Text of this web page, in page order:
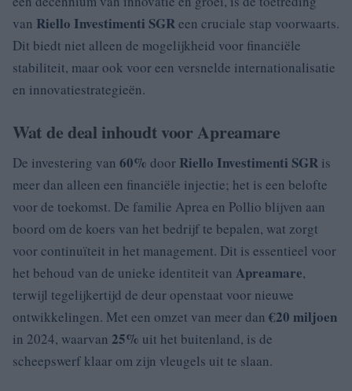
van Riello Investimenti SGReen cruciale stap voorwaarts.
Dit biedt niet alleen de mogelijkheid voor financiële
stabiliteit, maar ook voor een versnelde internationalisatie
en innovatiestrategieën.
Wat de deal inhoudt voor Apreamare
De investering van 60% door Riello Investimenti SGR is
meer dan alleen een financiële injectie; het is een belofte
voor de toekomst. De familie Aprea en Pollio blijven aan
boord om de koers van het bedrijf te bepalen, wat zorgt
voor continuïteit in het management. Dit is essentieel voor
het behoud van de unieke identiteit van Apreamare,
terwijl tegelijkertijd de deur openstaat voor nieuwe
ontwikkelingen. Met een omzet van meer dan €20 miljoen
in 2024, waarvan 25% uit het buitenland, is de
scheepswerf klaar om zijn vleugels uit te slaan.